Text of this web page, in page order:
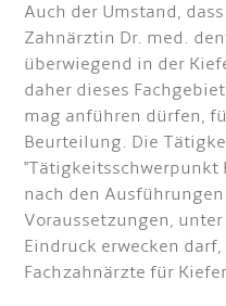
Auch der Umstand,
Zahnärztin Dr. med.
überwiegend in der
daher dieses
mag anführen dürfen,
Beurteilung. Die
"Tätigkeitsschwerpunkt
nach den
Voraussetzungen,
Eindruck erwecken
Fachzahnärzte für